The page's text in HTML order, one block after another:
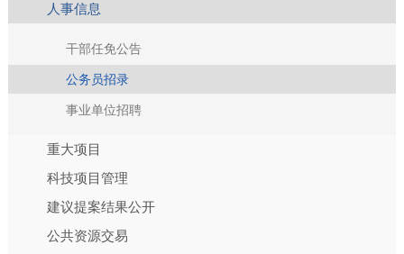
人事信息
干部任免公告
公务员招录
事业单位招聘
重大项目
科技项目管理
建议提案结果公开
公共资源交易